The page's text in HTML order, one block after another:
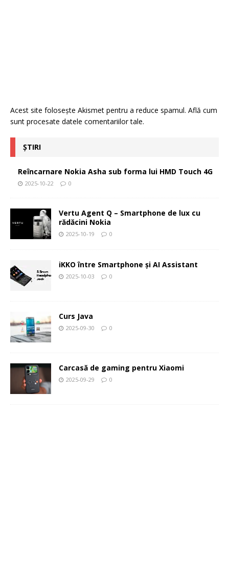
Acest site folosește Akismet pentru a reduce spamul. Află cum
sunt procesate datele comentariilor tale.
ȘTIRI
Reîncarnare Nokia Asha sub forma lui HMD Touch 4G
2025-10-22 0
Vertu Agent Q – Smartphone de lux cu
rădăcini Nokia
2025-10-19 0
iKKO între Smartphone și AI Assistant
2025-10-03 0
Curs Java
2025-09-30 0
Carcasă de gaming pentru Xiaomi
2025-09-29 0